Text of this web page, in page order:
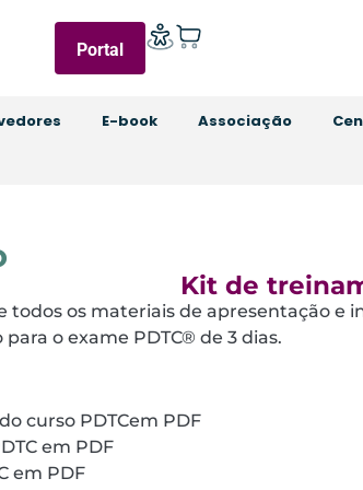
Portal
E-book Associação
Kit de
todos os materiais de apresentação
o exame PDTC® de 3 dias.
curso PDTCem PDF
em PDF
em PDF